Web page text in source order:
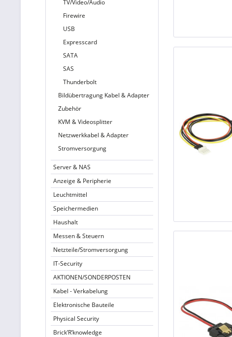
TV/Video/Audio
Firewire
USB
Expresscard
SATA
SAS
Thunderbolt
Bildübertragung Kabel & Adapter
Zubehör
KVM & Videosplitter
Netzwerkkabel & Adapter
Stromversorgung
Server & NAS
Anzeige & Peripherie
Leuchtmittel
Speichermedien
Haushalt
Messen & Steuern
Netzteile/Stromversorgung
IT-Security
AKTIONEN/SONDERPOSTEN
Kabel - Verkabelung
Elektronische Bauteile
Physical Security
Brick’R’knowledge